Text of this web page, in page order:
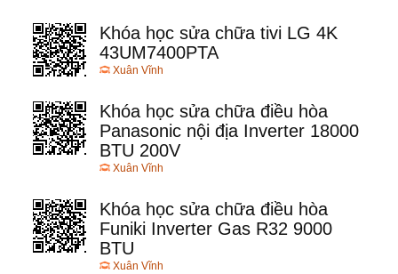
Khóa học sửa chữa tivi LG 4K
43UM7400PTA
Xuân Vĩnh
Khóa học sửa chữa điều hòa
Panasonic nội địa Inverter 18000
BTU 200V
Xuân Vĩnh
Khóa học sửa chữa điều hòa
Funiki Inverter Gas R32 9000
BTU
Xuân Vĩnh